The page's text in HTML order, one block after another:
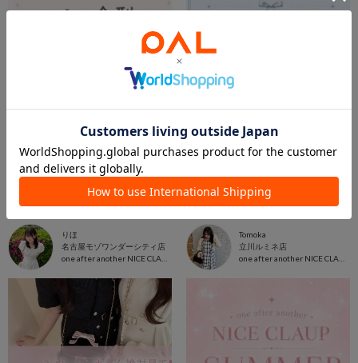
りほ
名古屋モゾワンダーシティ店
Tomoka
立川ルミネ店